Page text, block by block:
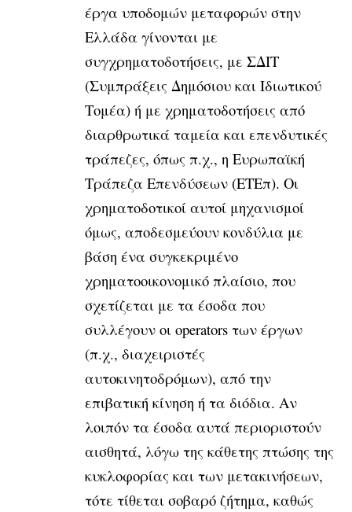
έργα υποδομών μεταφορών στην
Ελλάδα γίνονται με
συγχρηματοδοτήσεις, με ΣΔΙΤ
(Συμπράξεις Δημόσιου και Ιδιωτικού
Τομέα) ή με χρηματοδοτήσεις από
διαρθρωτικά ταμεία και επενδυτικές
τράπεζες, όπως π.χ., η Ευρωπαϊκή
Τράπεζα Επενδύσεων (ΕΤΕπ). Οι
χρηματοδοτικοί αυτοί μηχανισμοί
όμως, αποδεσμεύουν κονδύλια με
βάση ένα συγκεκριμένο
χρηματοοικονομικό πλαίσιο, που
σχετίζεται με τα έσοδα που
συλλέγουν οι operators των έργων
(π.χ., διαχειριστές
αυτοκινητοδρόμων), από την
επιβατική κίνηση ή τα διόδια. Αν
λοιπόν τα έσοδα αυτά περιοριστούν
αισθητά, λόγω της κάθετης πτώσης της
κυκλοφορίας και των μετακινήσεων,
τότε τίθεται σοβαρό ζήτημα, καθώς